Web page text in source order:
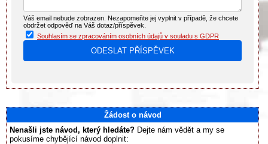
Váš email nebude zobrazen. Nezapomeňte jej vyplnit v případě, že chcete
obdržet odpověď na Váš dotaz/příspěvek.
Souhlasím se zpracováním osobních údajů v souladu s GDPR
Žádost o návod
Nenašli jste návod, který hledáte? Dejte nám vědět a my se
pokusíme chybějící návod doplnit: